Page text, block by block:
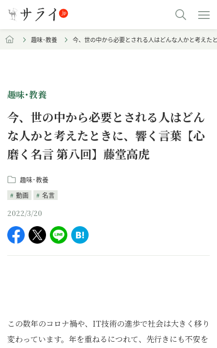
趣味･教養 今、世の中から必要とされる人はどんな人かと考えた
趣味･教養
今、世の中から必要とされる人はどん
な人かと考えたときに、響く言葉【心
磨く名言 第八回】藤堂高虎
趣味･教養
動画
名言
2022/3/20
この数年のコロナ禍や、IT技術の進歩で社会は大きく移り
変わっています。年を重ねるにつれて、先行きにも不安を